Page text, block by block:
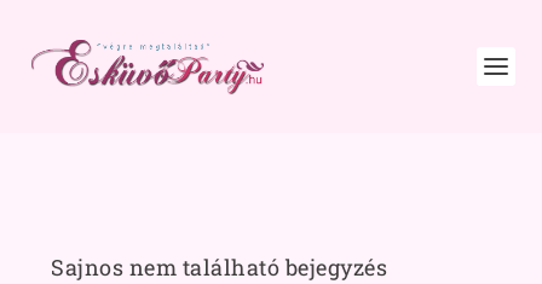
Sajnos nem található bejegyzés